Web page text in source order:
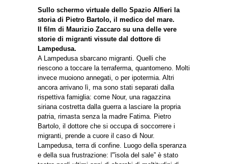
Sullo schermo virtuale dello Spazio Alfieri la
storia di Pietro Bartolo, il medico del mare.
Il film di Maurizio Zaccaro su una delle vere
storie di migranti vissute dal dottore di
Lampedusa.
A Lampedusa sbarcano migranti. Quelli che
riescono a toccare la terraferma, quantomeno. Molti
invece muoiono annegati, o per ipotermia. Altri
ancora arrivano lì, ma sono stati separati dalla
rispettiva famiglia: come Nour, una ragazzina
siriana costretta dalla guerra a lasciare la propria
patria, rimasta senza la madre Fatima. Pietro
Bartolo, il dottore che si occupa di soccorrere i
migranti, prende a cuore il caso di Nour.
Lampedusa, terra di confine. Luogo della speranza
e della sua frustrazione: l'”isola del sale” è stato